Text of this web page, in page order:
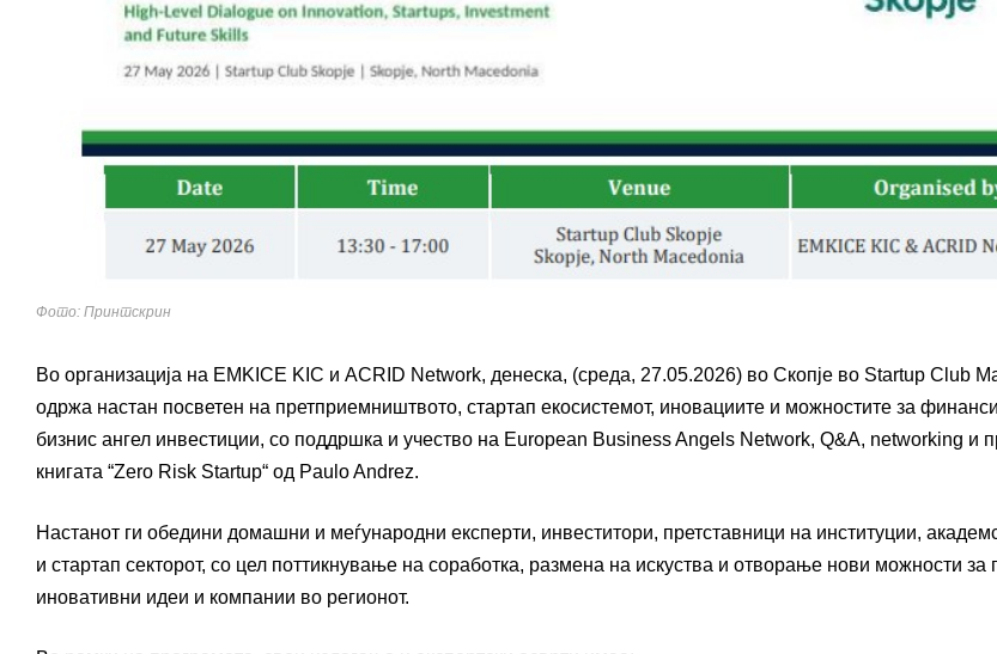
Фото: Принтскрин
Во организација на EMKICE KIC и ACRID Network, денеска, (среда, 27.05.2026) во Скопје во Startup Club
одржа настан посветен на претприемништвото, стартап екосистемот, иновациите и можностите за
бизнис ангел инвестиции, со поддршка и учество на European Business Angels Network, Q&A, networking и
книгата “Zero Risk Startup“ од Paulo Andrez.
Настанот ги обедини домашни и меѓународни експерти, инвеститори, претставници на институции,
и стартап секторот, со цел поттикнување на соработка, размена на искуства и отворање нови можности за
иновативни идеи и компании во регионот.